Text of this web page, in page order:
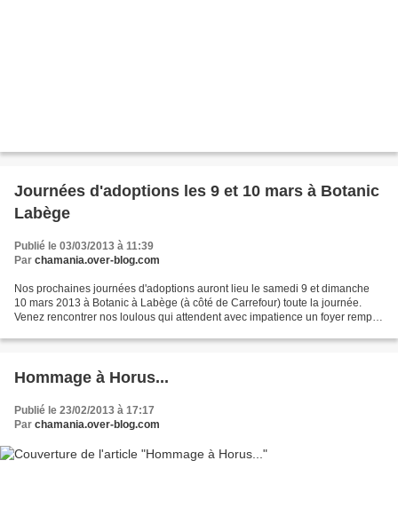
Journées d'adoptions les 9 et 10 mars à Botanic
Labège
Publié le 03/03/2013 à 11:39
Par chamania.over-blog.com
Nos prochaines journées d'adoptions auront lieu le samedi 9 et dimanche
10 mars 2013 à Botanic à Labège (à côté de Carrefour) toute la journée.
Venez rencontrer nos loulous qui attendent avec impatience un foyer rempli
Hommage à Horus...
Publié le 23/02/2013 à 17:17
Par chamania.over-blog.com